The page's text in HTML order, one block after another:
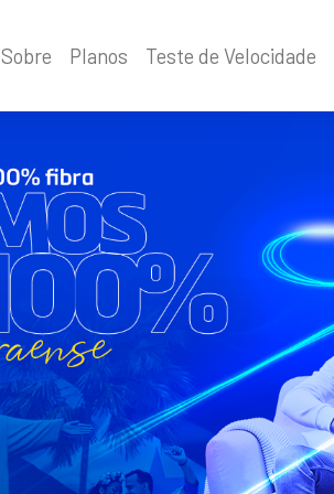
Sobre Planos Teste de Velocidade